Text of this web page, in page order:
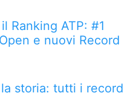
Ranking ATP: #1
e nuovi Record
storia: tutti i record